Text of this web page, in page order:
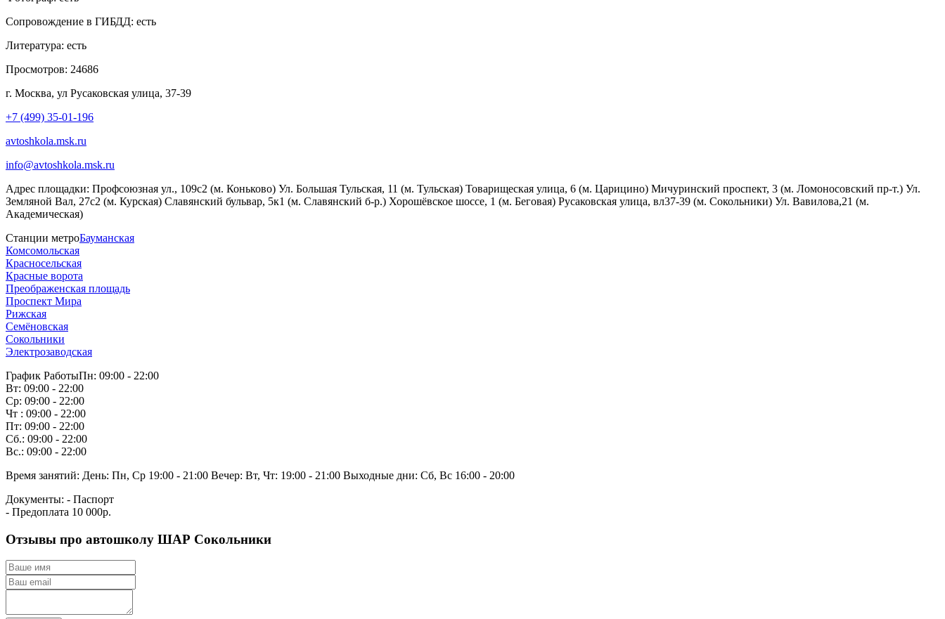
Сопровождение в ГИБДД: есть
Литература: есть
Просмотров: 24686
г. Москва, ул Русаковская улица, 37-39
+7 (499) 35-01-196
avtoshkola.msk.ru
info@avtoshkola.msk.ru
Адрес площадки: Профсоюзная ул., 109с2 (м. Коньково) Ул. Большая Тульская, 11 (м. Тульская) Товарищеская улица, 6 (м. Царицино) Мичуринский проспект, 3 (м. Ломоносовский пр-т.) Ул.
Земляной Вал, 27с2 (м. Курская) Славянский бульвар, 5к1 (м. Славянский б-р.) Хорошёвское шоссе, 1 (м. Беговая) Русаковская улица, вл37-39 (м. Сокольники) Ул. Вавилова,21 (м.
Академическая)
Станции метроБауманская
Комсомольская
Красносельская
Красные ворота
Преображенская площадь
Проспект Мира
Рижская
Семёновская
Сокольники
Электрозаводская
График РаботыПн: 09:00 - 22:00
Вт: 09:00 - 22:00
Ср: 09:00 - 22:00
Чт : 09:00 - 22:00
Пт: 09:00 - 22:00
Сб.: 09:00 - 22:00
Вс.: 09:00 - 22:00
Время занятий: День: Пн, Ср 19:00 - 21:00 Вечер: Вт, Чт: 19:00 - 21:00 Выходные дни: Сб, Вс 16:00 - 20:00
Документы: - Паспорт
- Предоплата 10 000р.
Отзывы про автошколу ШАР Сокольники